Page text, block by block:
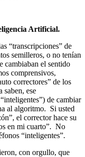
Artificial.
“transcripciones” de
semilleros, o no tenían
cambiaban el sentido
comprensivos,
correctores” de los
saben, ese
de cambiar
al algoritmo. Si usted
el corrector hace su
en mi cuarto”. No
“inteligentes”.
con orgullo, que